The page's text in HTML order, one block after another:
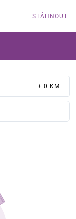
STÁHNOUT
+ 0 KM